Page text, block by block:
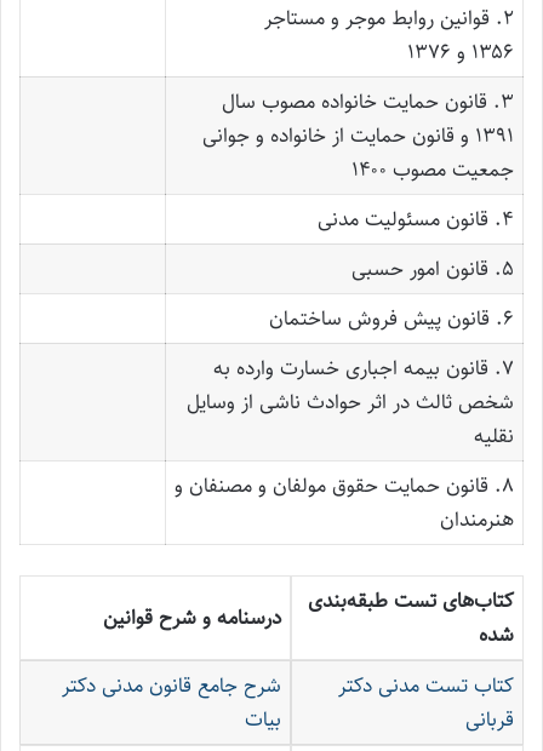
۲. قوانین روابط موجر و مستاجر
۱۳۵۶ و ۱۳۷۶
۳. قانون حمایت خانواده مصوب سال
۱۳۹۱ و قانون حمایت از خانواده و جوانی
جمعیت مصوب ۱۴۰۰
۴. قانون مسئولیت مدنی
۵. قانون امور حسبی
۶. قانون پیش فروش ساختمان
۷. قانون بیمه اجباری خسارت وارده به
شخص ثالث در اثر حوادث ناشی از وسایل
نقلیه
۸. قانون حمایت حقوق مولفان و مصنفان و
هنرمندان
کتاب‌های تست طبقه‌بندی
شده
درسنامه و شرح قوانین
کتاب تست مدنی دکتر
قربانی
شرح جامع قانون مدنی دکتر
بیات